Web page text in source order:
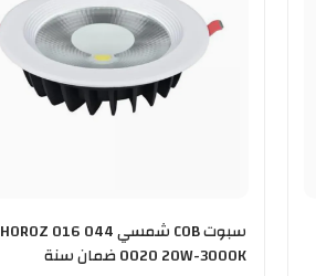
سبوت COB شمسي HOROZ 016 044
0020 20W-3000K ضمان سنة